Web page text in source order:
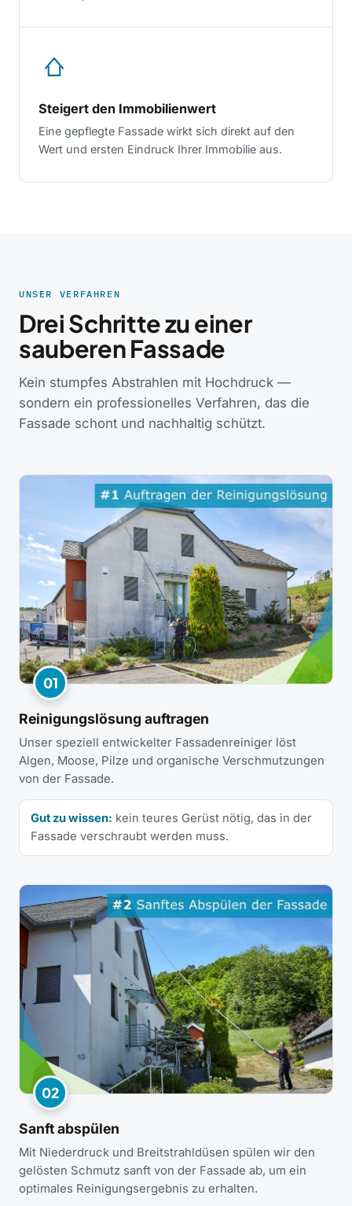
Steigert den Immobilienwert
Eine gepflegte Fassade wirkt sich direkt auf den
Wert und ersten Eindruck Ihrer Immobilie aus.
UNSER VERFAHREN
Drei Schritte zu einer
sauberen Fassade
Kein stumpfes Abstrahlen mit Hochdruck —
sondern ein professionelles Verfahren, das die
Fassade schont und nachhaltig schützt.
01
Reinigungslösung auftragen
Unser speziell entwickelter Fassadenreiniger löst
Algen, Moose, Pilze und organische Verschmutzungen
von der Fassade.
Gut zu wissen: kein teures Gerüst nötig, das in der
Fassade verschraubt werden muss.
02
Sanft abspülen
Mit Niederdruck und Breitstrahldüsen spülen wir den
gelösten Schmutz sanft von der Fassade ab, um ein
optimales Reinigungsergebnis zu erhalten.